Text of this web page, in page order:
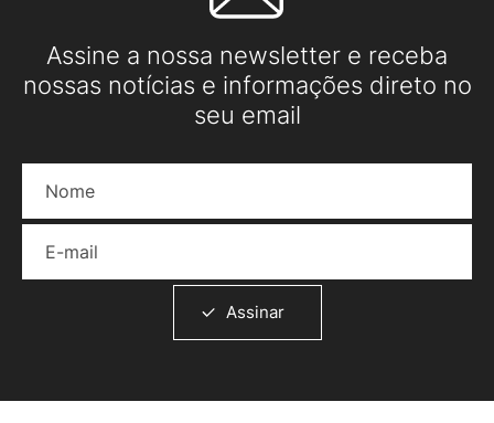
Assine a nossa newsletter e receba
nossas notícias e informações direto no
seu email
Assinar